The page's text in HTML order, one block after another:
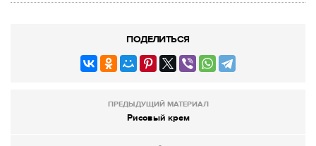
ПОДЕЛИТЬСЯ
ПРЕДЫДУЩИЙ МАТЕРИАЛ
Рисовый крем